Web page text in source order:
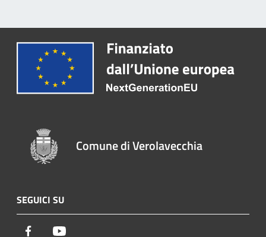
Comune di Verolavecchia
SEGUICI SU
Facebook